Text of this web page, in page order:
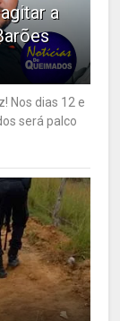
a
Nos dias 12 e
será palco